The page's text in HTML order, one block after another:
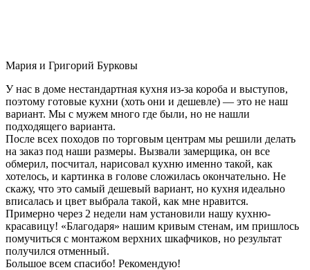
Мария и Григорий Бурковы
У нас в доме нестандартная кухня из-за короба и выступов,
поэтому готовые кухни (хоть они и дешевле) — это не наш
вариант. Мы с мужем много где были, но не нашли
подходящего варианта.
После всех походов по торговым центрам мы решили делать
на заказ под наши размеры. Вызвали замерщика, он все
обмерил, посчитал, нарисовал кухню именно такой, как
хотелось, и картинка в голове сложилась окончательно. Не
скажу, что это самый дешевый вариант, но кухня идеально
вписалась и цвет выбрала такой, как мне нравится.
Примерно через 2 недели нам установили нашу кухню-
красавицу! «Благодаря» нашим кривым стенам, им пришлось
помучиться с монтажом верхних шкафчиков, но результат
получился отменный.
Большое всем спасибо! Рекомендую!